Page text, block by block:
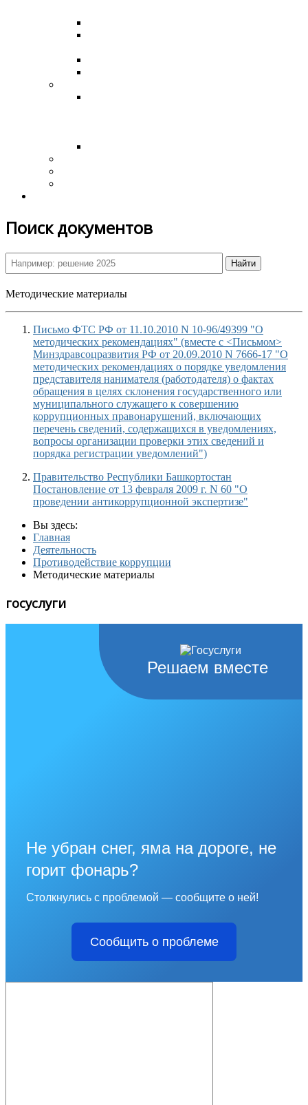
Поиск документов
Найти
Методические материалы
Письмо ФТС РФ от 11.10.2010 N 10-96/49399 "О
методических рекомендациях" (вместе с <Письмом>
Минздравсоцразвития РФ от 20.09.2010 N 7666-17 "О
методических рекомендациях о порядке уведомления
представителя нанимателя (работодателя) о фактах
обращения в целях склонения государственного или
муниципального служащего к совершению
коррупционных правонарушений, включающих
перечень сведений, содержащихся в уведомлениях,
вопросы организации проверки этих сведений и
порядка регистрации уведомлений")
Правительство Республики Башкортостан
Постановление от 13 февраля 2009 г. N 60 "О
проведении антикоррупционной экспертизе"
Вы здесь:
Главная
Деятельность
Противодействие коррупции
Методические материалы
госуслуги
Решаем вместе
Не убран снег, яма на дороге, не
горит фонарь?
Столкнулись с проблемой — сообщите о ней!
Сообщить о проблеме